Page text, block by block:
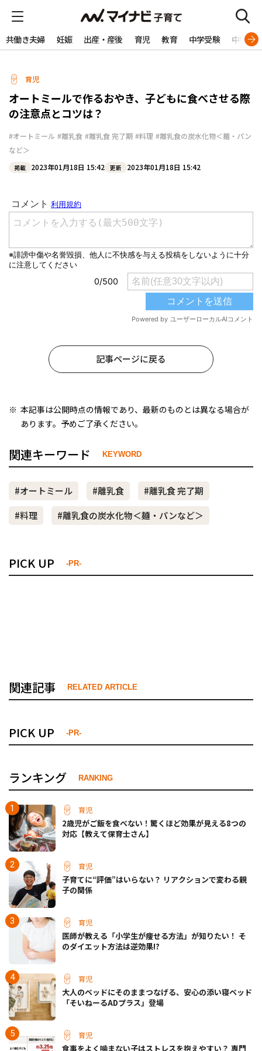
共働き夫婦 妊娠 出産・産後 育児 教育 中学受験 中学生
育児
オートミールで作るおやき、子どもに食べさせる際
の注意点とコツは？
#オートミール #離乳食 #離乳食 完了期 #料理 #離乳食の炭水化物＜麺・パン
など＞
掲載 2023年01月18日 15:42 更新 2023年01月18日 15:42
記事ページに戻る
本記事は公開時点の情報であり、最新のものとは異なる場合が
あります。予めご了承ください。
関連キーワード KEYWORD
#オートミール #離乳食
#離乳食 完了期
#料理
#離乳食の炭水化物＜麺・パンなど＞
PICK UP -PR-
関連記事 RELATED ARTICLE
PICK UP -PR-
ランキング RANKING
育児
2歳児がご飯を食べない！驚くほど効果が見える8つの
対応【教えて保育士さん】
育児
子育てに“評価”はいらない？ リアクションで変わる親
子の関係
育児
医師が教える「小学生が痩せる方法」が知りたい！ そ
のダイエット方法は逆効果!?
育児
大人のベッドにそのままつなげる、安心の添い寝ベッド
「そいねーるADプラス」登場
育児
食事をよく噛まない子はストレスを抱えやすい？ 専門